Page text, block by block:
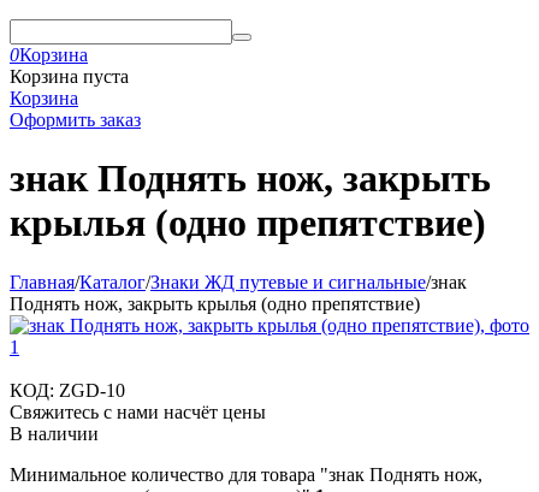
0Корзина
Корзина пуста
Корзина
Оформить заказ
знак Поднять нож, закрыть
крылья (одно препятствие)
Главная/Каталог/Знаки ЖД путевые и сигнальные/знак
Поднять нож, закрыть крылья (одно препятствие)
КОД: ZGD-10
Свяжитесь с нами насчёт цены
В наличии
Минимальное количество для товара "знак Поднять нож,